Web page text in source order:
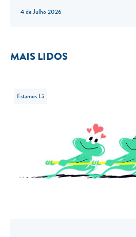
4 de Julho 2026
MAIS LIDOS
Estamos Lá